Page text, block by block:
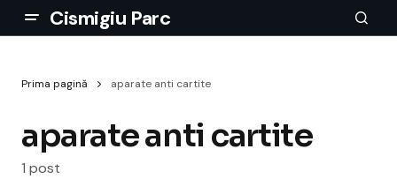
Cismigiu Parc
Prima pagină aparate anti cartite
aparate anti cartite
1 post